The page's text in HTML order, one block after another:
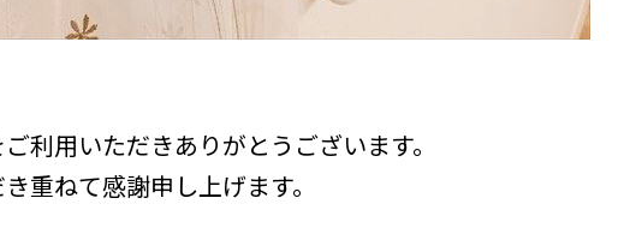
利用いただきありがとうございます。
重ねて感謝申し上げます。